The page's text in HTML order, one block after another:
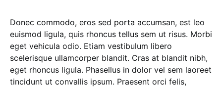
Donec commodo, eros sed porta accumsan, est leo
euismod ligula, quis rhoncus tellus sem ut risus. Morbi
eget vehicula odio. Etiam vestibulum libero
scelerisque ullamcorper blandit. Cras at blandit nibh,
eget rhoncus ligula. Phasellus in dolor vel sem laoreet
tincidunt ut convallis ipsum. Praesent orci felis,